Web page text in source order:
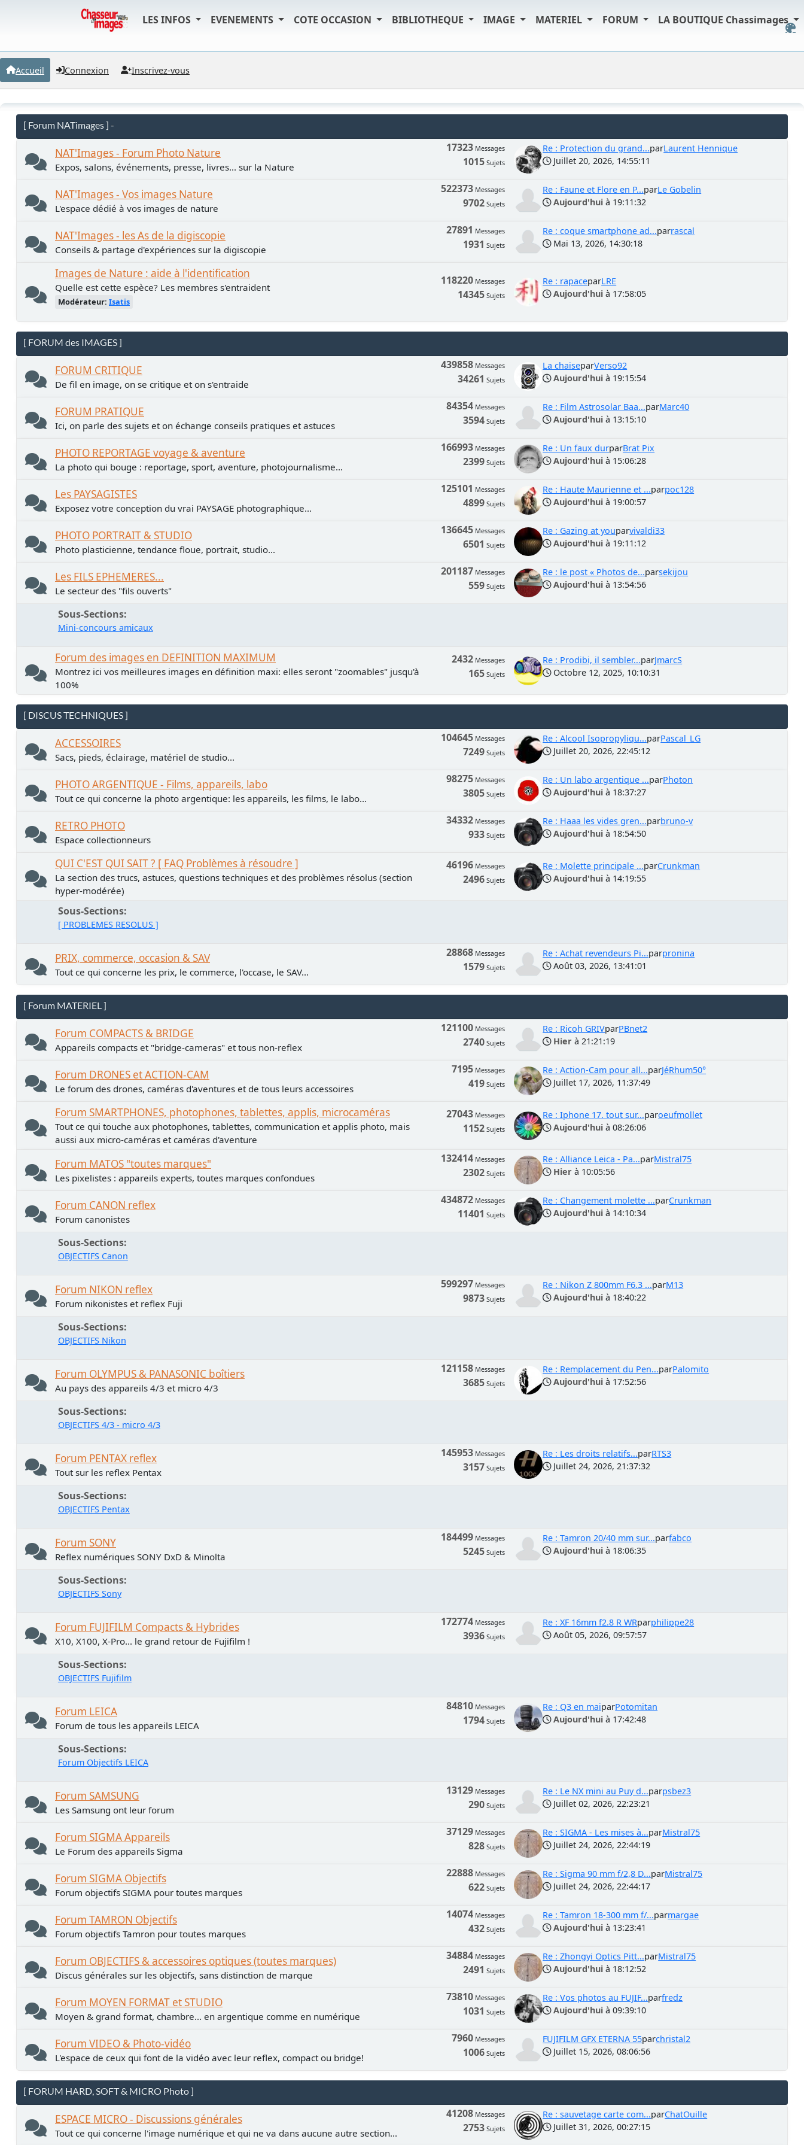
LES INFOS EVENEMENTS COTE OCCASION BIBLIOTHEQUE IMAGE MATERIEL FORUM LA BOUTIQUE Chassimages
Accueil Connexion Inscrivez-vous
[ Forum NATimages ] -
NAT'Images - Forum Photo Nature
Expos, salons, événements, presse, livres... sur la Nature
17323 Messages
1015 Sujets
Re : Protection du grand...parLaurent Hennique
Juillet 20, 2026, 14:55:11
NAT'Images - Vos images Nature
L'espace dédié à vos images de nature
522373 Messages
9702 Sujets
Re : Faune et Flore en P...parLe Gobelin
Aujourd'hui à 19:11:32
NAT'Images - les As de la digiscopie
Conseils & partage d'expériences sur la digiscopie
27891 Messages
1931 Sujets
Re : coque smartphone ad...parrascal
Mai 13, 2026, 14:30:18
Images de Nature : aide à l'identification
Quelle est cette espèce? Les membres s'entraident
Modérateur: Isatis
118220 Messages
14345 Sujets
Re : rapaceparLRE
Aujourd'hui à 17:58:05
[ FORUM des IMAGES ]
FORUM CRITIQUE
De fil en image, on se critique et on s'entraide
439858 Messages
34261 Sujets
La chaiseparVerso92
Aujourd'hui à 19:15:54
FORUM PRATIQUE
Ici, on parle des sujets et on échange conseils pratiques et astuces
84354 Messages
3594 Sujets
Re : Film Astrosolar Baa...parMarc40
Aujourd'hui à 13:15:10
PHOTO REPORTAGE voyage & aventure
La photo qui bouge : reportage, sport, aventure, photojournalisme...
166993 Messages
2399 Sujets
Re : Un faux durparBrat Pix
Aujourd'hui à 15:06:28
Les PAYSAGISTES
Exposez votre conception du vrai PAYSAGE photographique...
125101 Messages
4899 Sujets
Re : Haute Maurienne et ...parpoc128
Aujourd'hui à 19:00:57
PHOTO PORTRAIT & STUDIO
Photo plasticienne, tendance floue, portrait, studio...
136645 Messages
6501 Sujets
Re : Gazing at youparvivaldi33
Aujourd'hui à 19:11:12
Les FILS EPHEMERES...
Le secteur des "fils ouverts"
201187 Messages
559 Sujets
Re : le post « Photos de...parsekijou
Aujourd'hui à 13:54:56
Sous-Sections
Mini-concours amicaux
Forum des images en DEFINITION MAXIMUM
Montrez ici vos meilleures images en définition maxi: elles seront "zoomables" jusqu'à
100%
2432 Messages
165 Sujets
Re : Prodibi, il sembler...parJmarcS
Octobre 12, 2025, 10:10:31
[ DISCUS TECHNIQUES ]
ACCESSOIRES
Sacs, pieds, éclairage, matériel de studio...
104645 Messages
7249 Sujets
Re : Alcool Isopropyliqu...parPascal_LG
Juillet 20, 2026, 22:45:12
PHOTO ARGENTIQUE - Films, appareils, labo
Tout ce qui concerne la photo argentique: les appareils, les films, le labo...
98275 Messages
3805 Sujets
Re : Un labo argentique ...parPhoton
Aujourd'hui à 18:37:27
RETRO PHOTO
Espace collectionneurs
34332 Messages
933 Sujets
Re : Haaa les vides gren...parbruno-v
Aujourd'hui à 18:54:50
QUI C'EST QUI SAIT ? [ FAQ Problèmes à résoudre ]
La section des trucs, astuces, questions techniques et des problèmes résolus (section
hyper-modérée)
46196 Messages
2496 Sujets
Re : Molette principale ...parCrunkman
Aujourd'hui à 14:19:55
Sous-Sections
[ PROBLEMES RESOLUS ]
PRIX, commerce, occasion & SAV
Tout ce qui concerne les prix, le commerce, l'occase, le SAV...
28868 Messages
1579 Sujets
Re : Achat revendeurs Pi...parpronina
Août 03, 2026, 13:41:01
[ Forum MATERIEL ]
Forum COMPACTS & BRIDGE
Appareils compacts et "bridge-cameras" et tous non-reflex
121100 Messages
2740 Sujets
Re : Ricoh GRIVparPBnet2
Hier à 21:21:19
Forum DRONES et ACTION-CAM
Le forum des drones, caméras d'aventures et de tous leurs accessoires
7195 Messages
419 Sujets
Re : Action-Cam pour all...parJéRhum50°
Juillet 17, 2026, 11:37:49
Forum SMARTPHONES, photophones, tablettes, applis, microcaméras
Tout ce qui touche aux photophones, tablettes, communication et applis photo, mais
aussi aux micro-caméras et caméras d'aventure
27043 Messages
1152 Sujets
Re : Iphone 17. tout sur...paroeufmollet
Aujourd'hui à 08:26:06
Forum MATOS "toutes marques"
Les pixelistes : appareils experts, toutes marques confondues
132414 Messages
2302 Sujets
Re : Alliance Leica - Pa...parMistral75
Hier à 10:05:56
Forum CANON reflex
Forum canonistes
434872 Messages
11401 Sujets
Re : Changement molette ...parCrunkman
Aujourd'hui à 14:10:34
Sous-Sections
OBJECTIFS Canon
Forum NIKON reflex
Forum nikonistes et reflex Fuji
599297 Messages
9873 Sujets
Re : Nikon Z 800mm F6.3 ...parM13
Aujourd'hui à 18:40:22
Sous-Sections
OBJECTIFS Nikon
Forum OLYMPUS & PANASONIC boîtiers
Au pays des appareils 4/3 et micro 4/3
121158 Messages
3685 Sujets
Re : Remplacement du Pen...parPalomito
Aujourd'hui à 17:52:56
Sous-Sections
OBJECTIFS 4/3 - micro 4/3
Forum PENTAX reflex
Tout sur les reflex Pentax
145953 Messages
3157 Sujets
Re : Les droits relatifs...parRTS3
Juillet 24, 2026, 21:37:32
Sous-Sections
OBJECTIFS Pentax
Forum SONY
Reflex numériques SONY DxD & Minolta
184499 Messages
5245 Sujets
Re : Tamron 20/40 mm sur...parfabco
Aujourd'hui à 18:06:35
Sous-Sections
OBJECTIFS Sony
Forum FUJIFILM Compacts & Hybrides
X10, X100, X-Pro... le grand retour de Fujifilm !
172774 Messages
3936 Sujets
Re : XF 16mm f2.8 R WRparphilippe28
Août 05, 2026, 09:57:57
Sous-Sections
OBJECTIFS Fujifilm
Forum LEICA
Forum de tous les appareils LEICA
84810 Messages
1794 Sujets
Re : Q3 en maiparPotomitan
Aujourd'hui à 17:42:48
Sous-Sections
Forum Objectifs LEICA
Forum SAMSUNG
Les Samsung ont leur forum
13129 Messages
290 Sujets
Re : Le NX mini au Puy d...parpsbez3
Juillet 02, 2026, 22:23:21
Forum SIGMA Appareils
Le Forum des appareils Sigma
37129 Messages
828 Sujets
Re : SIGMA - Les mises à...parMistral75
Juillet 24, 2026, 22:44:19
Forum SIGMA Objectifs
Forum objectifs SIGMA pour toutes marques
22888 Messages
622 Sujets
Re : Sigma 90 mm f/2,8 D...parMistral75
Juillet 24, 2026, 22:44:17
Forum TAMRON Objectifs
Forum objectifs Tamron pour toutes marques
14074 Messages
432 Sujets
Re : Tamron 18-300 mm f/...parmargae
Aujourd'hui à 13:23:41
Forum OBJECTIFS & accessoires optiques (toutes marques)
Discus générales sur les objectifs, sans distinction de marque
34884 Messages
2491 Sujets
Re : Zhongyi Optics Pitt...parMistral75
Aujourd'hui à 18:12:52
Forum MOYEN FORMAT et STUDIO
Moyen & grand format, chambre... en argentique comme en numérique
73810 Messages
1031 Sujets
Re : Vos photos au FUJIF...parfredz
Aujourd'hui à 09:39:10
Forum VIDEO & Photo-vidéo
L'espace de ceux qui font de la vidéo avec leur reflex, compact ou bridge!
7960 Messages
1006 Sujets
FUJIFILM GFX ETERNA 55parchristal2
Juillet 15, 2026, 08:06:56
[ FORUM HARD, SOFT & MICRO Photo ]
ESPACE MICRO - Discussions générales
Tout ce qui concerne l'image numérique et qui ne va dans aucune autre section...
41208 Messages
2753 Sujets
Re : sauvetage carte com...parChatOuille
Juillet 31, 2026, 00:27:15